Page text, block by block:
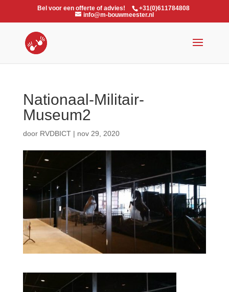
Bel voor een offerte of advies!
+31(0)611784808
info@m-bouwmeester.nl
Nationaal-Militair-
Museum2
door RVDBICT| nov 29, 2020